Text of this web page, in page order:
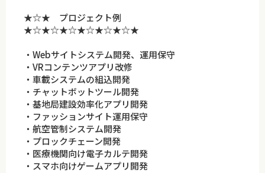
★☆★ プロジェクト例
★☆★☆★☆★☆★☆★☆★
・Webサイトシステム開発、運用保守
・VRコンテンツアプリ改修
・車載システムの組込開発
・チャットボットツール開発
・基地局建設効率化アプリ開発
・ファッションサイト運用保守
・航空管制システム開発
・プロックチェーン開発
・医療機関向け電子カルテ開発
・スマホ向けゲームアプリ開発